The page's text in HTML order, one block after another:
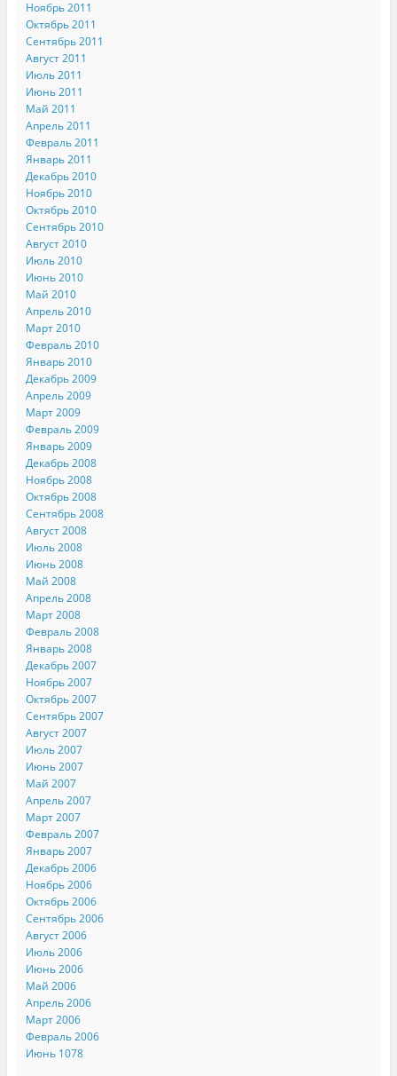
Ноябрь 2011
Октябрь 2011
Сентябрь 2011
Август 2011
Июль 2011
Июнь 2011
Май 2011
Апрель 2011
Февраль 2011
Январь 2011
Декабрь 2010
Ноябрь 2010
Октябрь 2010
Сентябрь 2010
Август 2010
Июль 2010
Июнь 2010
Май 2010
Апрель 2010
Март 2010
Февраль 2010
Январь 2010
Декабрь 2009
Апрель 2009
Март 2009
Февраль 2009
Январь 2009
Декабрь 2008
Ноябрь 2008
Октябрь 2008
Сентябрь 2008
Август 2008
Июль 2008
Июнь 2008
Май 2008
Апрель 2008
Март 2008
Февраль 2008
Январь 2008
Декабрь 2007
Ноябрь 2007
Октябрь 2007
Сентябрь 2007
Август 2007
Июль 2007
Июнь 2007
Май 2007
Апрель 2007
Март 2007
Февраль 2007
Январь 2007
Декабрь 2006
Ноябрь 2006
Октябрь 2006
Сентябрь 2006
Август 2006
Июль 2006
Июнь 2006
Май 2006
Апрель 2006
Март 2006
Февраль 2006
Июнь 1078